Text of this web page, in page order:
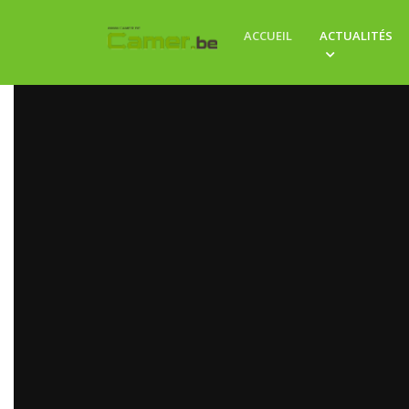
ACCUEIL ACTUALITÉS